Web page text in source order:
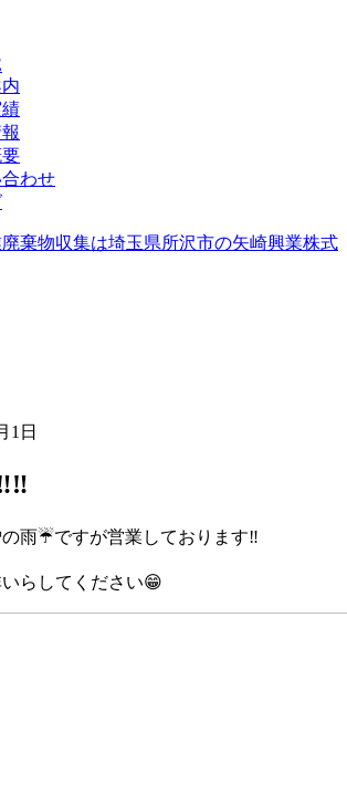
わせ
1日
雨☔️ですが営業しております‼️
らしてください😁